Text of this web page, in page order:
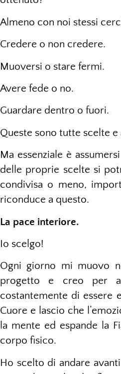
Almeno con noi stessi
Credere o non credere.
Muoversi o stare fermi.
Avere fede o no.
Guardare dentro o fuori.
Queste sono tutte scelte
Ma essenziale è
delle proprie scelte si
condivisa o meno,
riconduce a questo.
La pace interiore.
Io scelgo!
Ogni giorno mi muovo
progetto e creo per
costantemente di essere
Cuore e lascio che
la mente ed espande la
corpo fisico.
Ho scelto di andare